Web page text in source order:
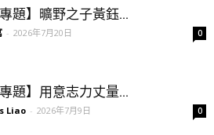
專題】曠野之子黃鈺...
- 2026年7月20日 0
專題】用意志力丈量...
Liao - 2026年7月9日 0